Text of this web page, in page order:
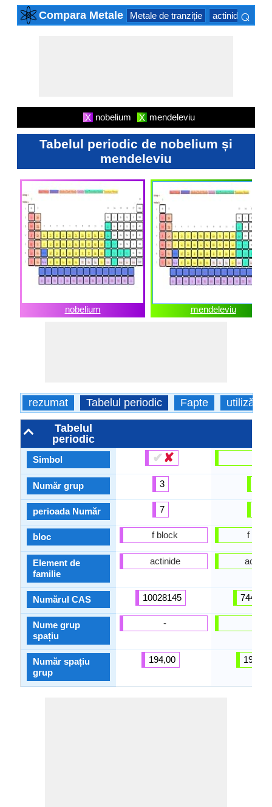
Compara Metale Metale de tranziție actinide Series
⌕
X nobelium X mendeleviu
Tabelul periodic de nobelium și
mendeleviu
nobelium mendeleviu
rezumat Tabelul periodic Fapte utilizări
Tabelul
periodic
Simbol
Număr grup
perioada Număr
bloc
Element de
familie
Numărul CAS
Nume grup
spațiu
Număr spațiu
grup
✔✘
3
7
f block
actinide
10028145
-
194,00
f
194,00